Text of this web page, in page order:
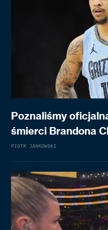
Poznaliśmy
śmierci Brandona
PIOTR JANKOWSKI